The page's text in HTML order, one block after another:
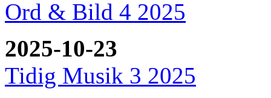
Ord & Bild 4 2025
2025-10-23
Tidig Musik 3 2025